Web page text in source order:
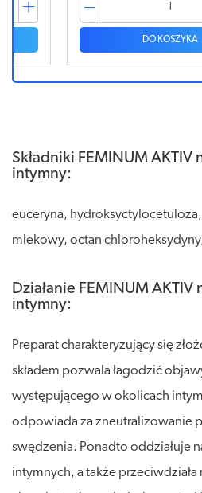
DO KOSZYKA
Składniki FEMINUM AKTIV
intymny:
euceryna,
mlekowy, octan
Działanie FEMINUM AKTIV
intymny:
Preparat charakteryzujący się
składem pozwala łagodzić
występującego w okolicach
odpowiada za zneutralizowanie
swędzenia. Ponadto oddziałuje
intymnych, a także przeciwdziała